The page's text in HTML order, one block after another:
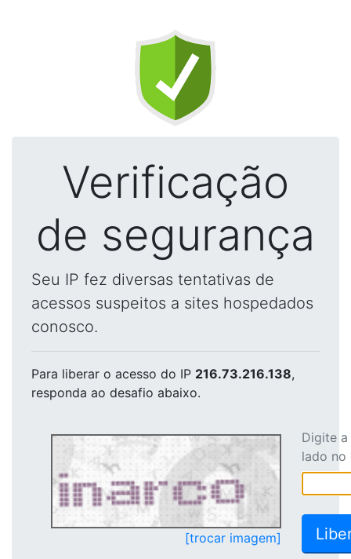
Verificação
de segurança
Seu IP fez diversas tentativas de
acessos suspeitos a sites hospedados
conosco.
Para liberar o acesso do IP 216.73.216.138,
responda ao desafio abaixo.
[trocar imagem]
Digite
lado no